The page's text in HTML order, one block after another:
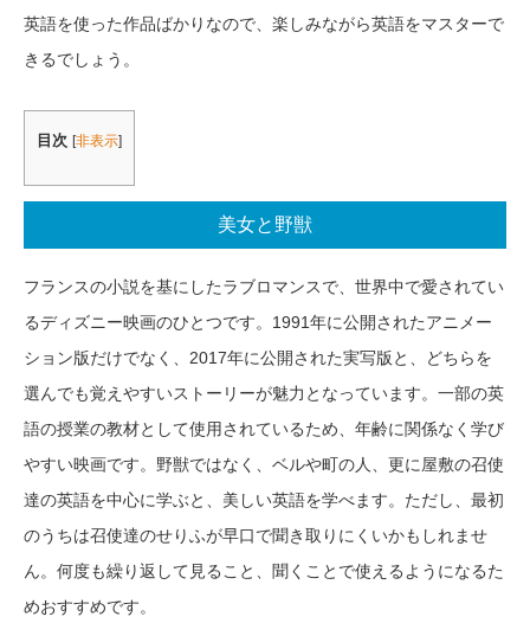
英語を使った作品ばかりなので、楽しみながら英語をマスターで
きるでしょう。
目次 [非表示]
美女と野獣
フランスの小説を基にしたラブロマンスで、世界中で愛されてい
るディズニー映画のひとつです。1991年に公開されたアニメー
ション版だけでなく、2017年に公開された実写版と、どちらを
選んでも覚えやすいストーリーが魅力となっています。一部の英
語の授業の教材として使用されているため、年齢に関係なく学び
やすい映画です。野獣ではなく、ベルや町の人、更に屋敷の召使
達の英語を中心に学ぶと、美しい英語を学べます。ただし、最初
のうちは召使達のせりふが早口で聞き取りにくいかもしれませ
ん。何度も繰り返して見ること、聞くことで使えるようになるた
めおすすめです。